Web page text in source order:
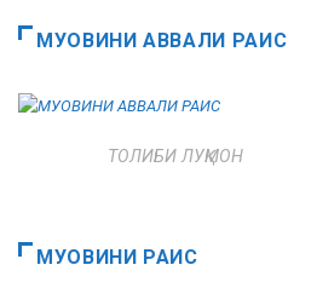
МУОВИНИ АВВАЛИ РАИС
ТОЛИБИ ЛУҚМОН
МУОВИНИ РАИС